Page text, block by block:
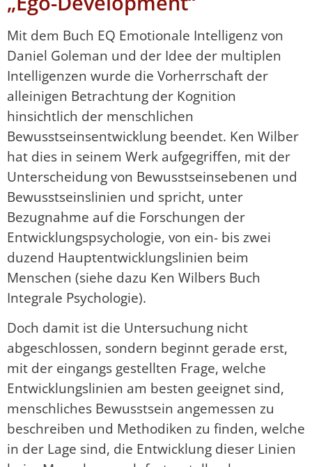
Mit dem Buch EQ Emotionale Intelligenz von
Daniel Goleman und der Idee der multiplen
Intelligenzen wurde die Vorherrschaft der
alleinigen Betrachtung der Kognition
hinsichtlich der menschlichen
Bewusstseinsentwicklung beendet. Ken Wilber
hat dies in seinem Werk aufgegriffen, mit der
Unterscheidung von Bewusstseinsebenen und
Bewusstseinslinien und spricht, unter
Bezugnahme auf die Forschungen der
Entwicklungspsychologie, von ein- bis zwei
duzend Hauptentwicklungslinien beim
Menschen (siehe dazu Ken Wilbers Buch
Integrale Psychologie).
Doch damit ist die Untersuchung nicht
abgeschlossen, sondern beginnt gerade erst,
mit der eingangs gestellten Frage, welche
Entwicklungslinien am besten geeignet sind,
menschliches Bewusstsein angemessen zu
beschreiben und Methodiken zu finden, welche
in der Lage sind, die Entwicklung dieser Linien